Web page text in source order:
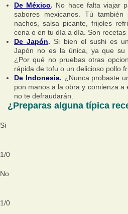
De México. No hace falta viajar
sabores mexicanos. Tú también
nachos, salsa picante, frijoles
cena o en tu día a día. Son recetas
De Japón. Si bien el sushi es
Japón no es la única, ya que su
¿Por qué no pruebas otras
rápida de tofu o un delicioso pollo
De Indonesia. ¿Nunca probaste
pon manos a la obra y comienza a
no te defraudarán.
¿Preparas alguna típica
Si
1/0
No
1/0